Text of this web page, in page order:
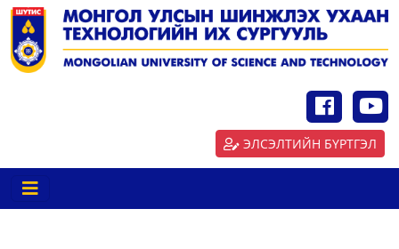
ЭЛСЭЛТИЙН БҮРТГЭЛ